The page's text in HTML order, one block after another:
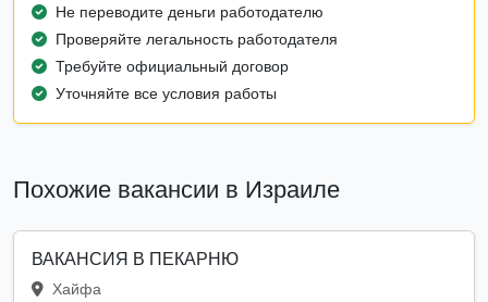
Не переводите деньги работодателю
Проверяйте легальность работодателя
Требуйте официальный договор
Уточняйте все условия работы
Похожие вакансии в Израиле
ВАКАНСИЯ В ПЕКАРНЮ
Хайфа